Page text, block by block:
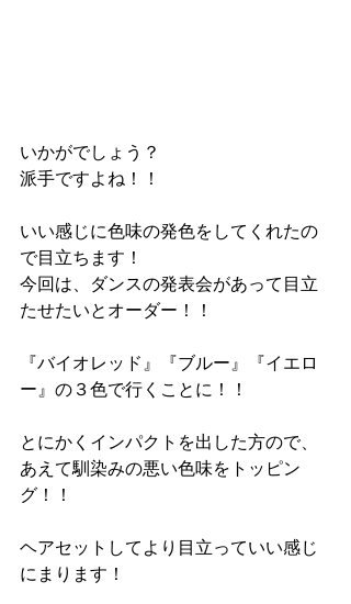
いかがでしょう？
派手ですよね！！
いい感じに色味の発色をしてくれたの
で目立ちます！
今回は、ダンスの発表会があって目立
たせたいとオーダー！！
『バイオレッド』『ブルー』『イエロ
ー』の３色で行くことに！！
とにかくインパクトを出した方ので、
あえて馴染みの悪い色味をトッピン
グ！！
ヘアセットしてより目立っていい感じ
にまります！